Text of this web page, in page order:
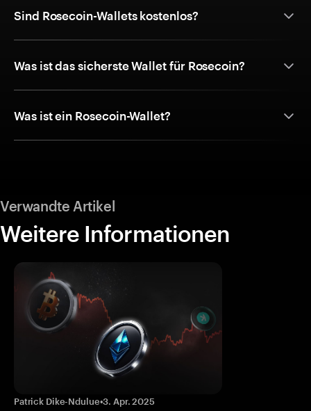
Sind Rosecoin-Wallets kostenlos?
Was ist das sicherste Wallet für Rosecoin?
Was ist ein Rosecoin-Wallet?
Verwandte Artikel
Weitere Informationen
Patrick Dike-Ndulue•3. Apr. 2025